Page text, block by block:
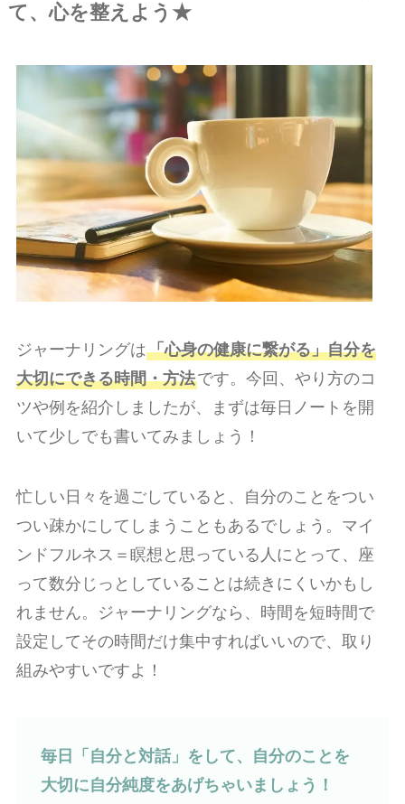
て、心を整えよう★
ジャーナリングは「心身の健康に繋がる」自分を
大切にできる時間・方法です。今回、やり方のコ
ツや例を紹介しましたが、まずは毎日ノートを開
いて少しでも書いてみましょう！
忙しい日々を過ごしていると、自分のことをつい
つい疎かにしてしまうこともあるでしょう。マイ
ンドフルネス＝瞑想と思っている人にとって、座
って数分じっとしていることは続きにくいかもし
れません。ジャーナリングなら、時間を短時間で
設定してその時間だけ集中すればいいので、取り
組みやすいですよ！
毎日「自分と対話」をして、自分のことを
大切に自分純度をあげちゃいましょう！